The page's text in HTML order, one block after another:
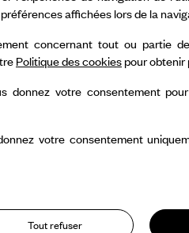
actif et passionné que
Malgré une
et l'approche
des spectacles qui
affichées lors de la
concernant tout ou partie
Politique des cookiespour obtenir
donnez votre consentement
votre consentement
Tout refuser